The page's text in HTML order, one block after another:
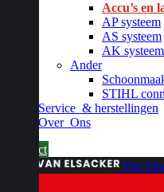
Accu’s en
AP systeem
AS systeem
AK systeem
Ander
STIHL
Service & herstellingen
Over Ons
Contact
Van